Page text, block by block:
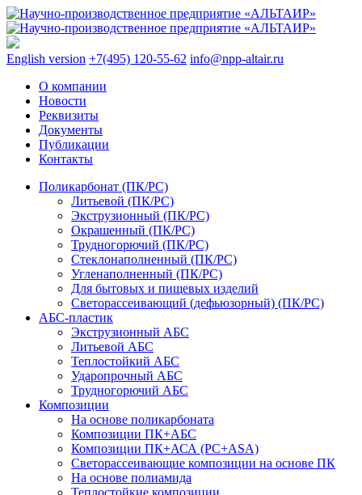
English version +7(495) 120-55-62 info@npp-altair.ru
О компании
Новости
Реквизиты
Документы
Публикации
Контакты
Поликарбонат (ПК/PC)
Литьевой (ПК/PC)
Экструзионный (ПК/PC)
Окрашенный (ПК/PC)
Трудногорючий (ПК/PC)
Стеклонаполненный (ПК/PC)
Угленаполненный (ПК/PC)
Для бытовых и пищевых изделий
Светорассеивающий (дефьюзорный) (ПК/PC)
АБС-пластик
Экструзионный АБС
Литьевой АБС
Теплостойкий АБС
Ударопрочный АБС
Трудногорючий АБС
Композиции
На основе поликарбоната
Композиции ПК+АБС
Композиции ПК+АСА (PC+ASA)
Светорассеивающие композиции на основе ПК
На основе полиамида
Теплостойкие композиции